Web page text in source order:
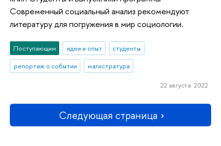
Современный социальный анализ рекомендуют
литературу для погружения в мир социологии.
Поступающим идеи и опыт
студенты
репортаж о событии
магистратура
22 августа 2022
Следующая страница